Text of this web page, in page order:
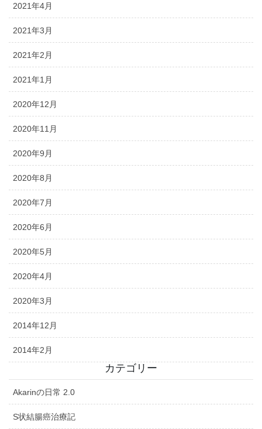
2021年4月
2021年3月
2021年2月
2021年1月
2020年12月
2020年11月
2020年9月
2020年8月
2020年7月
2020年6月
2020年5月
2020年4月
2020年3月
2014年12月
2014年2月
カテゴリー
Akarinの日常 2.0
S状結腸癌治療記